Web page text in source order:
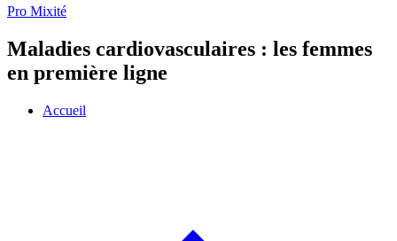
Pro Mixité
Maladies cardiovasculaires : les femmes
en première ligne
Accueil